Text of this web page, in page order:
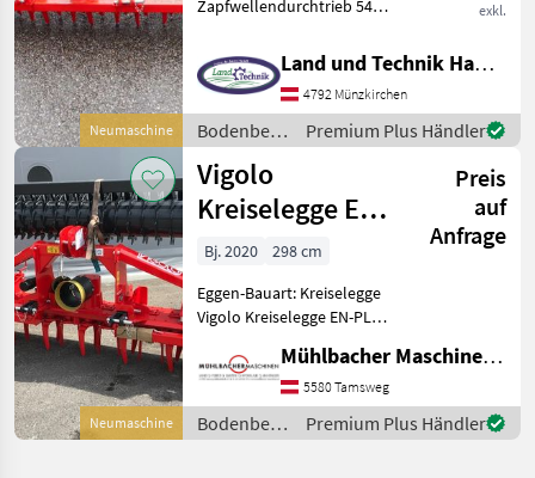
Neumaschine
exkl.
Zapfwellendurchtrieb 540
70-140PS Leistungsbedarf,
höhenverstellbare
Seitenblech, gebogene
Seitenstreben, Packe
Land und Technik HandelsgesmbH
4792 Münzkirchen
Bodenbearbeitung
/ Vigolo
Premium Plus Händler
Neumaschine
Vigolo
Kreiselegge EN-
PLUS 300
Packerwalze
Preis
auf
Anfrage
Bj. 2020
298 cm
Eggen-Bauart: Kreiselegge
Vigolo Kreiselegge EN-PLUS
Einstufengetriebe für
Zapfwellendrehzahl 540
U/min - Getriebekörper mit
einsatzgehärtete
Mühlbacher Maschinen GmbH
5580 Tamsweg
Bodenbearbeitung
/ Vigolo
Premium Plus Händler